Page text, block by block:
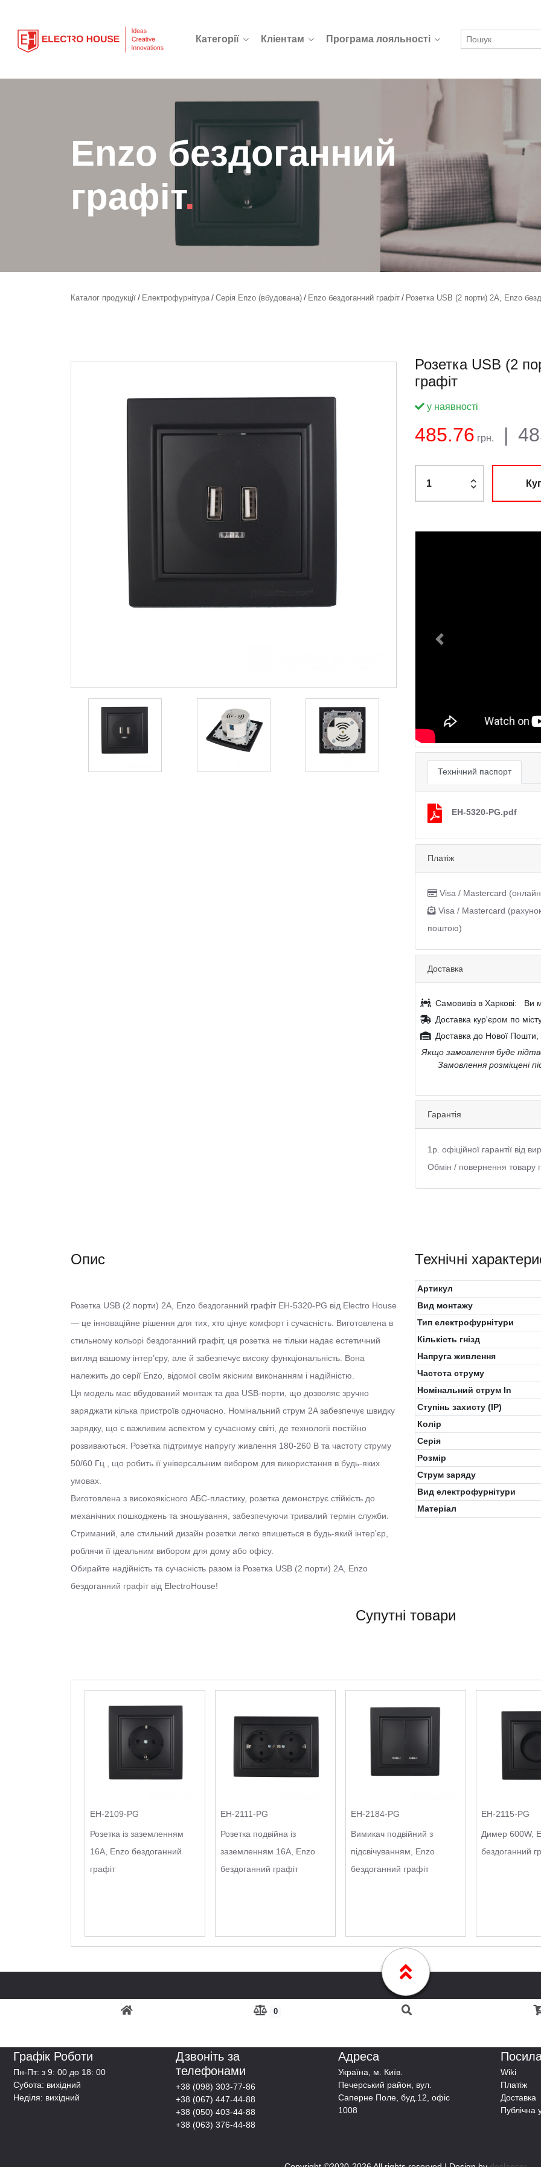
Категорії Кліентам Програма лояльності
0
Enzo бездоганний
графіт.
Каталог продукції Електрофурнітура Серія Enzo (вбудована) Enzo бездоганний графіт Розетка USB (2 порти) 2A, Enzo
Розетка USB (2
графіт
Баланс:
у наявності
485.76 грн. |
Previous
Технічний паспорт
EH-5320-PG.pdf
Платіж
Visa / Mastercard
Visa / Mastercard
поштою)
Доставка
Самовивіз в Харкові:
Ви
Доставка кур'єром по
Доставка до Нової
Якщо замовлення буде
Замовлення розміщені
Гарантія
1р. офіційної гарантії від
Обмін / повернення товару
Опис
Розетка USB (2 порти) 2A, Enzo бездоганний графіт EH-5320-PG від Electro House
— це інноваційне рішення для тих, хто цінує комфорт і сучасність. Виготовлена в
стильному кольорі бездоганний графіт, ця розетка не тільки надає естетичний
вигляд вашому інтер’єру, але й забезпечує високу функціональність. Вона
належить до серії Enzo, відомої своїм якісним виконанням і надійністю.
Ця модель має вбудований монтаж та два USB-порти, що дозволяє зручно
заряджати кілька пристроїв одночасно. Номінальний струм 2A забезпечує швидку
зарядку, що є важливим аспектом у сучасному світі, де технології постійно
розвиваються. Розетка підтримує напругу живлення 180-260 В та частоту струму
50/60 Гц , що робить її універсальним вибором для використання в будь-яких
умовах.
Виготовлена з високоякісного АБС-пластику, розетка демонструє стійкість до
механічних пошкоджень та зношування, забезпечуючи тривалий термін служби.
Стриманий, але стильний дизайн розетки легко впишеться в будь-який інтер'єр,
роблячи її ідеальним вибором для дому або офісу.
Обирайте надійність та сучасність разом із Розетка USB (2 порти) 2A, Enzo
бездоганний графіт від ElectroHouse!
Технічні
Артикул
Вид монтажу
Тип електрофурнітури
Кількість гнізд
Напруга живлення
Частота струму
Номінальний струм In
Ступінь захисту (IP)
Колiр
Серія
Розмір
Струм заряду
Вид електрофурнітури
Матеріал
Супутні товари
EH-2109-PG
Розетка із заземленням
16A, Enzo бездоганний
графіт
EH-2111-PG
Розетка подвійна із
заземленням 16A, Enzo
бездоганний графіт
EH-2184-PG
Вимикач подвійний з
підсвічуванням, Enzo
бездоганний графіт
EH-2115-PG
Димер 600W,
бездоганний
Графік Роботи
Пн-Пт: з 9: 00 до 18: 00
Субота: вихідний
Неділя: вихідний
Дзвоніть за
телефонами
+38 (098) 303-77-86
+38 (067) 447-44-88
+38 (050) 403-44-88
+38 (063) 376-44-88
Адреса
Українa, м. Київ.
Печерський район, вул.
Саперне Поле, буд.12, офіс
1008
Wiki
Платіж
Доставка
Публічна